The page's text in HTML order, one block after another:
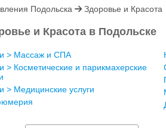
Подольска Здоровье и Красота
и Красота в Подольске
> Массаж и СПА
> Косметические и парикмахерские
> Медицинские услуги